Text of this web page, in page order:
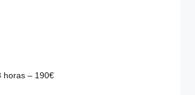
horas – 190€